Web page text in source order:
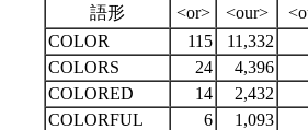
語形
<or> <our>
COLOR
115 11,332
COLORS
24 4,396
COLORED
14 2,432
COLORFUL
6 1,093